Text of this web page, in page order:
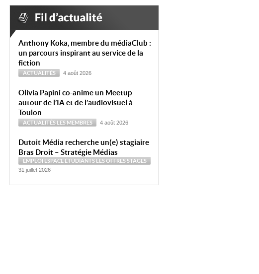
Anthony Koka, membre du médiaClub :
un parcours inspirant au service de la
fiction
ACTUALITÉS 4 août 2026
Olivia Papini co-anime un Meetup
autour de l’IA et de l’audiovisuel à
Toulon
ACTUALITÉS LES MEMBRES 4 août 2026
Dutoit Média recherche un(e) stagiaire
Bras Droit – Stratégie Médias
EMPLOI ESPACE ÉTUDIANTS LES OFFRESSTAGES
31 juillet 2026